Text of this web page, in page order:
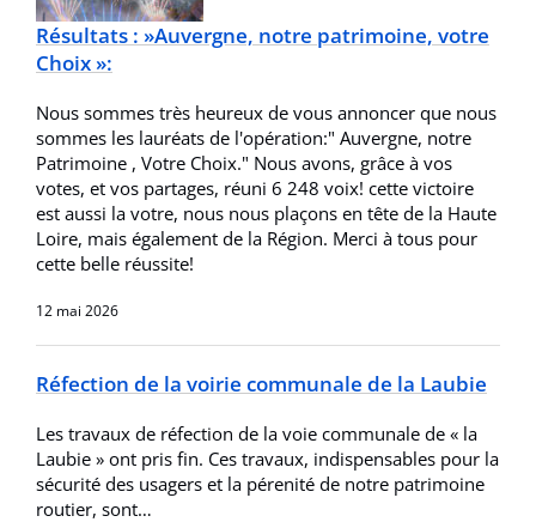
Résultats : »Auvergne, notre patrimoine, votre
Choix »:
Nous sommes très heureux de vous annoncer que nous
sommes les lauréats de l'opération:" Auvergne, notre
Patrimoine , Votre Choix." Nous avons, grâce à vos
votes, et vos partages, réuni 6 248 voix! cette victoire
est aussi la votre, nous nous plaçons en tête de la Haute
Loire, mais également de la Région. Merci à tous pour
cette belle réussite!
12 mai 2026
Réfection de la voirie communale de la Laubie
Les travaux de réfection de la voie communale de « la
Laubie » ont pris fin. Ces travaux, indispensables pour la
sécurité des usagers et la pérenité de notre patrimoine
routier, sont…